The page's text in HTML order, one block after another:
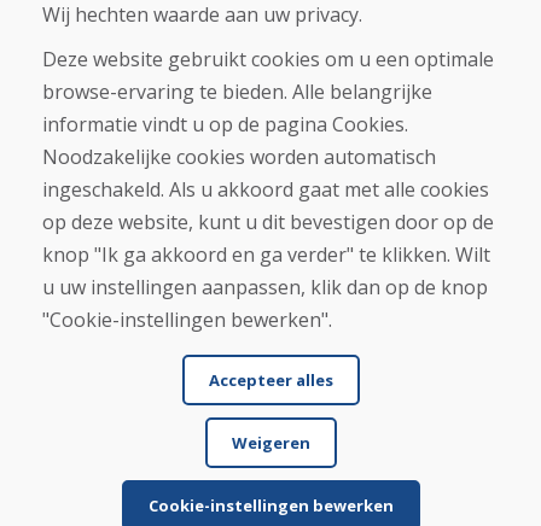
Aankoop
Eshop
Algemene voorwaarden
Vervoer
Betaling
Klacht
Retourneren en ruilen van goederen
Cookies
© DOMIVOSPORT 2026, alle rechten voorbehouden
Wij hechten waarde aan uw privacy.
Deze website gebruikt cookies om u een optimale
browse-ervaring te bieden. Alle belangrijke
informatie vindt u op de pagina Cookies.
Noodzakelijke cookies worden automatisch
ingeschakeld. Als u akkoord gaat met alle cookies
op deze website, kunt u dit bevestigen door op de
knop "Ik ga akkoord en ga verder" te klikken. Wilt
u uw instellingen aanpassen, klik dan op de knop
"Cookie-instellingen bewerken".
Accepteer alles
Weigeren
Cookie-instellingen bewerken